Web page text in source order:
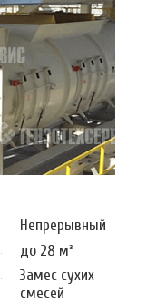
Непрерывный
до 28 м³
Замес сухих
смесей